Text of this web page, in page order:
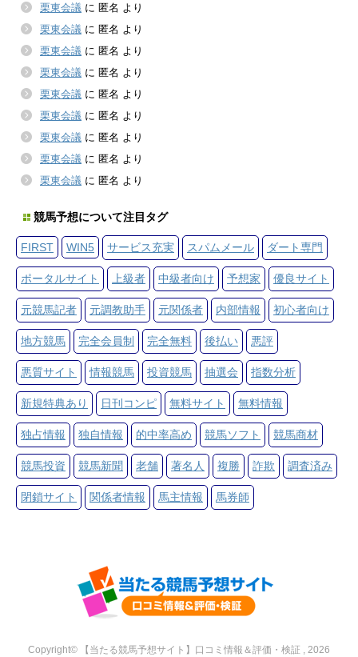
栗東会議 に 匿名 より
栗東会議 に 匿名 より
栗東会議 に 匿名 より
栗東会議 に 匿名 より
栗東会議 に 匿名 より
栗東会議 に 匿名 より
栗東会議 に 匿名 より
栗東会議 に 匿名 より
栗東会議 に 匿名 より
競馬予想について注目タグ
FIRST WIN5 サービス充実 スパムメール ダート専門
ポータルサイト 上級者 中級者向け 予想家 優良サイト
元競馬記者 元調教助手 元関係者 内部情報 初心者向け
地方競馬 完全会員制 完全無料 後払い 悪評
悪質サイト 情報競馬 投資競馬 抽選会 指数分析
新規特典あり 日刊コンピ 無料サイト 無料情報
独占情報 独自情報 的中率高め 競馬ソフト 競馬商材
競馬投資 競馬新聞 老舗 著名人 複勝 詐欺 調査済み
閉鎖サイト 関係者情報 馬主情報 馬券師
Copyright© 【当たる競馬予想サイト】口コミ情報＆評価・検証 , 2026